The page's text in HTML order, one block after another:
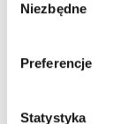
Niezbędne
Preferencje
Statystyka